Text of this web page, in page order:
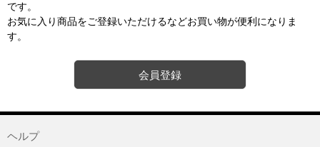
です。
お気に入り商品をご登録いただけるなどお買い物が便利になりま
す。
会員登録
ヘルプ